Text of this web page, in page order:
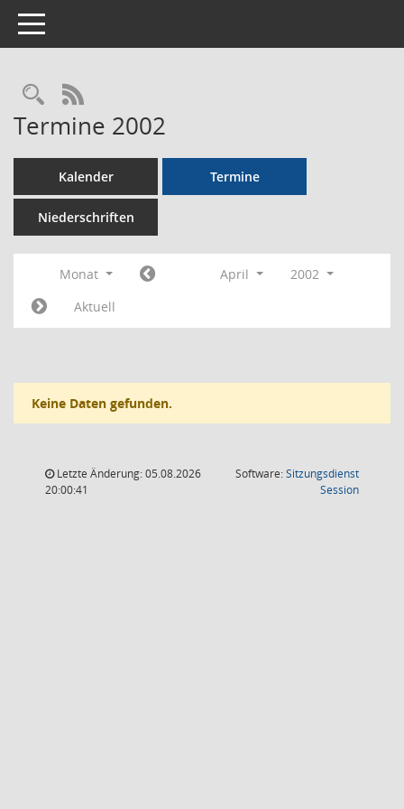
Toggle navigation
Rechercheauswahl
RSS-Feed
Termine 2002
Kalender Termine
Niederschriften
Monat April
2002
Aktuell
Keine Daten gefunden.
Letzte Änderung: 05.08.2026
20:00:41
Software:Sitzungsdienst
Session(Wird in